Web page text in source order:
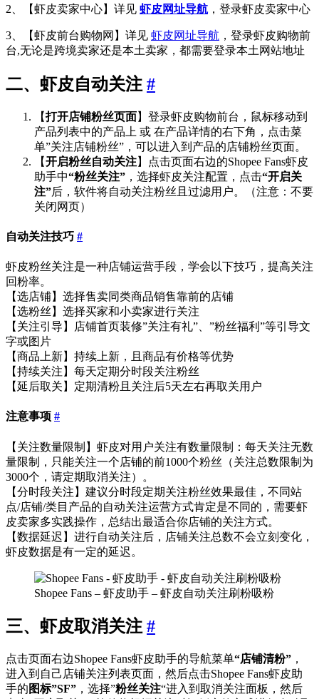
2、【虾皮卖家中心】详见 虾皮网址导航 ，登录虾皮卖家中心
3、【虾皮前台购物网】详见 虾皮网址导航 ，登录虾皮购物前
台,无论是跨境卖家还是本土卖家，都需要登录本土网站地址
二、虾皮自动关注 #
【打开店铺粉丝页面】登录虾皮购物前台，鼠标移动到
产品列表中的产品上 或 在产品详情的右下角，点击菜
单”关注店铺粉丝”，可以进入到产品的店铺粉丝页面。
【开启粉丝自动关注】点击页面右边的Shopee Fans虾皮
助手中“粉丝关注” ，选择虾皮关注配置，点击“开启关
注”后，软件将自动关注粉丝且过滤用户。（注意：不要
关闭网页）
自动关注技巧 #
虾皮粉丝关注是一种店铺运营手段，学会以下技巧，提高关注
回粉率。
【选店铺】选择售卖同类商品销售靠前的店铺
【选粉丝】选择买家和小卖家进行关注
【关注引导】店铺首页装修”关注有礼”、”粉丝福利”等引导文
字或图片
【商品上新】持续上新，且商品有价格等优势
【持续关注】每天定期分时段关注粉丝
【延后取关】定期清粉且关注后5天左右再取关用户
注意事项 #
【关注数量限制】虾皮对用户关注有数量限制：每天关注无数
量限制，只能关注一个店铺的前1000个粉丝（关注总数限制为
3000个，请定期取消关注）。
【分时段关注】建议分时段定期关注粉丝效果最佳，不同站
点/店铺/类目产品的自动关注运营方式肯定是不同的，需要虾
皮卖家多实践操作，总结出最适合你店铺的关注方式。
【数据延迟】进行自动关注后，店铺关注总数不会立刻变化，
虾皮数据是有一定的延迟。
Shopee Fans – 虾皮助手 – 虾皮自动关注刷粉吸粉
三、虾皮取消关注 #
点击页面右边Shopee Fans虾皮助手的导航菜单“店铺清粉” ，
进入到自己店铺关注列表页面，然后点击Shopee Fans虾皮助
手的 图标”SF” ，选择”粉丝关注“进入到取消关注面板，然后